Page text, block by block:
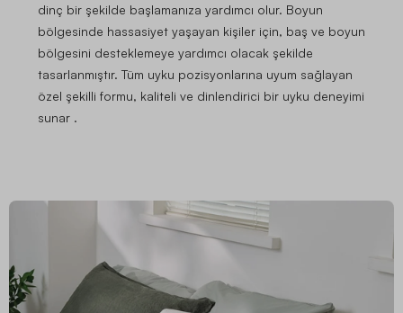
dinç bir şekilde başlamanıza yardımcı olur. Boyun
bölgesinde hassasiyet yaşayan kişiler için, baş ve boyun
bölgesini desteklemeye yardımcı olacak şekilde
tasarlanmıştır. Tüm uyku pozisyonlarına uyum sağlayan
özel şekilli formu, kaliteli ve dinlendirici bir uyku deneyimi
sunar .